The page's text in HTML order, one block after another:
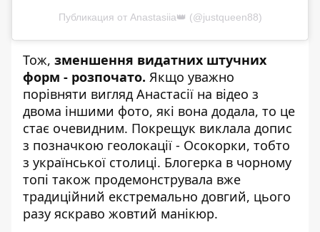
Публикация от Anastasiia👑 (@justqueen88)
Тож, зменшення видатних штучних
форм - розпочато. Якщо уважно
порівняти вигляд Анастасії на відео з
двома іншими фото, які вона додала, то це
стає очевидним. Покрещук виклала допис
з позначкою геолокації - Осокорки, тобто
з української столиці. Блогерка в чорному
топі також продемонструвала вже
традиційний екстремально довгий, цього
разу яскраво жовтий манікюр.